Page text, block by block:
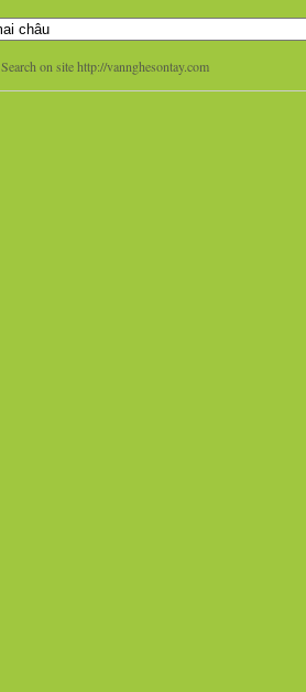
Search on site http://vannghesontay.com